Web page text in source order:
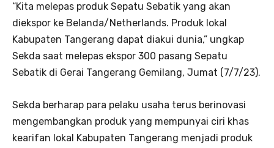
“Kita melepas produk Sepatu Sebatik yang akan
diekspor ke Belanda/Netherlands. Produk lokal
Kabupaten Tangerang dapat diakui dunia,” ungkap
Sekda saat melepas ekspor 300 pasang Sepatu
Sebatik di Gerai Tangerang Gemilang, Jumat (7/7/23).
Sekda berharap para pelaku usaha terus berinovasi
mengembangkan produk yang mempunyai ciri khas
kearifan lokal Kabupaten Tangerang menjadi produk